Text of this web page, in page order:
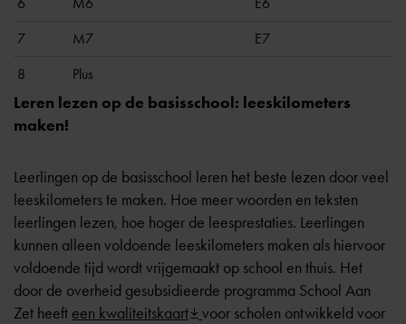
7 M7 E7
8 Plus
Leren lezen op de basisschool: leeskilometers
maken!
Leerlingen op de basisschool leren het beste lezen door veel
leeskilometers te maken. Hoe meer woorden en teksten
leerlingen lezen, hoe hoger de leesprestaties. Leerlingen
kunnen alleen voldoende leeskilometers maken als hiervoor
voldoende tijd wordt vrijgemaakt op school en thuis. Het
door de overheid gesubsidieerde programma School Aan
Zet heeft een kwaliteitskaart
voor scholen ontwikkeld voor